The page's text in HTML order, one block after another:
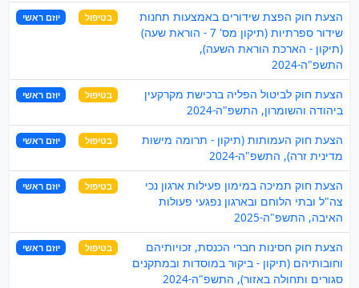
הצעת חוק הפצת שידורים באמצעות תחנות
שידור ספרתיות (תיקון מס' 7 - הוראת שעה)
(תיקון - הארכת הוראת השעה),
התשפ"ה-2024
בטיפול יוזם ראשי
הצעת חוק לביטול הפליה ברכישת מקרקעין
ביהודה והשומרון, התשפ"ה-2024
בטיפול יוזם ראשי
הצעת חוק העמותות (תיקון - תרומה מישות
מדינית זרה), התשפ"ה-2024
בטיפול יוזם ראשי
הצעת חוק תמיכה במימון פעילות ארגון נכי
צה"ל ובתי הלוחם ובארגון נפגעי פעולות
האיבה, התשפ"ה-2025
בטיפול יוזם ראשי
הצעת חוק חסינות חברי הכנסת, זכויותיהם
וחובותיהם (תיקון - ביקור במוסדות ובמתקנים
סגורים ותחולה באזור), התשפ"ה-2024
בטיפול יוזם ראשי